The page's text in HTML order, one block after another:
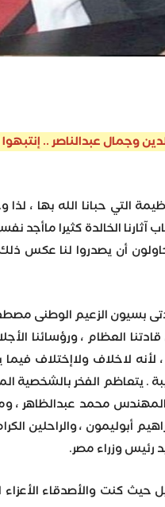
عبدالناصر .. إنتبهوا
التي حبانا الله بها
آثارنا الخالدة كثيرا
أن يصدروا لنا عكس
بسيون الزعيم الوطنى
العظام ، ورؤسائنا
، لأنه لاخلاف ولاإختلاف
. يتعاظم الفخر
محمد عبدالظاهر ،
أبوليمون ، والراحلين
رئيس وزراء مصر.
كنت والأصدقاء الأعزاء